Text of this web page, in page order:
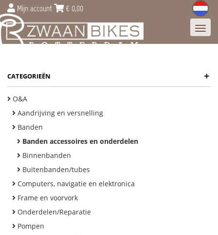
Mijn account € 0,00
CATEGORIEËN +
O&A
Aandrijving en versnelling
Banden
Banden accessoires en onderdelen
Binnenbanden
Buitenbanden/tubes
Computers, navigatie en elektronica
Frame en voorvork
Onderdelen/Reparatie
Pompen